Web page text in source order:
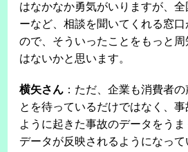
はなかなか勇気がいりますが、
ーなど、相談を聞いてくれる窓
ので、そういったことをもっと
はないかと思います。
横矢さん ：ただ、企業も消費者
とを待っているだけではなく、
ように起きた事故のデータをう
データが反映されるようになっ